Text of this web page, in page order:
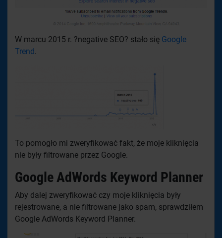
W marcu 2015 r. ?negative SEO? stało się Google
Trend.
To pomogło mi zweryfikować fakt, że moje kliknięcia
nie były filtrowane przez Google.
Google AdWords Keyword Planner
Aby dalej zweryfikować czy moje kliknięcia były
rejestrowane, a nie filtrowane jako spam, sprawdziłem
Google AdWords Keyword Planner.